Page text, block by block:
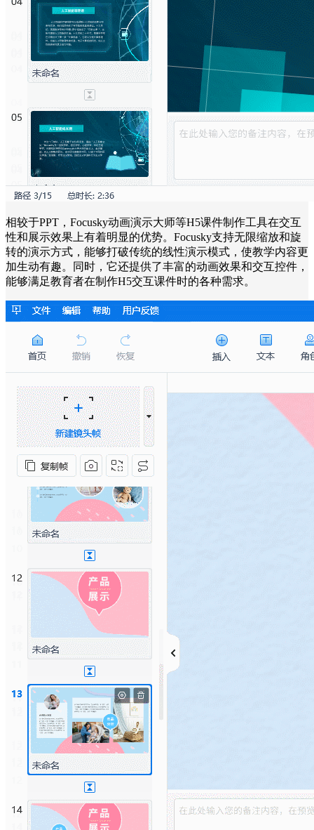
相较于PPT，Focusky动画演示大师等H5课件制作工具在交互
性和展示效果上有着明显的优势。Focusky支持无限缩放和旋
转的演示方式，能够打破传统的线性演示模式，使教学内容更
加生动有趣。同时，它还提供了丰富的动画效果和交互控件，
能够满足教育者在制作H5交互课件时的各种需求。